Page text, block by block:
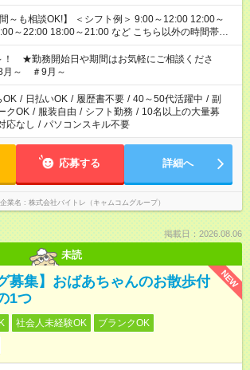
】 ＜シフト例＞ 9:00～12:00 12:00～
18:00～21:00 など こちら以外の時間帯も
相談ください！
！ ★勤務開始日や期間はお気軽にご相談くださ
～ ＃9月～
OK / 日払いOK / 履歴書不要 / 40～50代活躍中 / 副
クOK / 服装自由 / シフト勤務 / 10名以上の大量募
応なし / パソコンスキル不要
応募する 詳細へ
業名 株式会社バイトレ（キャムコムグループ）
掲載日：2026.08.06
未読
NEW
募集】おばあちゃんのお散歩付
1つ
社会人未経験OK
ブランクOK